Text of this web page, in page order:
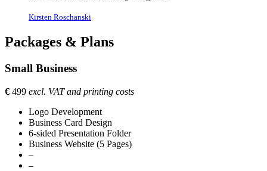
Kirsten Roschanski
Packages & Plans
Small Business
€ 499 excl. VAT and printing costs
Logo Development
Business Card Design
6-sided Presentation Folder
Business Website (5 Pages)
–
–